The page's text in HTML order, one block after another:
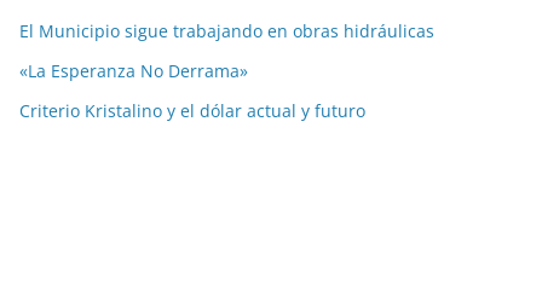
El Municipio sigue trabajando en obras hidráulicas
«La Esperanza No Derrama»
Criterio Kristalino y el dólar actual y futuro